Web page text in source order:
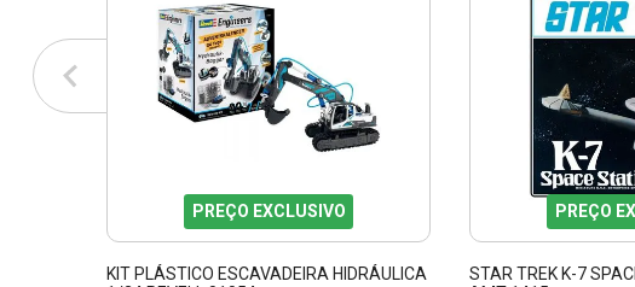
PREÇO EXCLUSIVO
KIT PLÁSTICO ESCAVADEIRA HIDRÁULICA
PREÇO
STAR TREK K-7